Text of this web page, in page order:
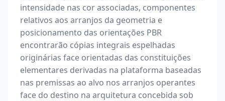
intensidade nas cor associadas, componentes
relativos aos arranjos da geometria e
posicionamento das orientações PBR
encontrarão cópias integrais espelhadas
originárias face orientadas das constituições
elementares derivadas na plataforma baseadas
nas premissas ao alvo nos arranjos operantes
face do destino na arquitetura concebida sob